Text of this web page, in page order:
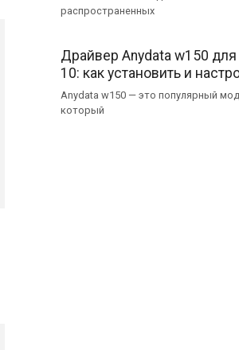
распространенных
Драйвер Anydata w150
10: как установить и
Anydata w150 — это популярный
который